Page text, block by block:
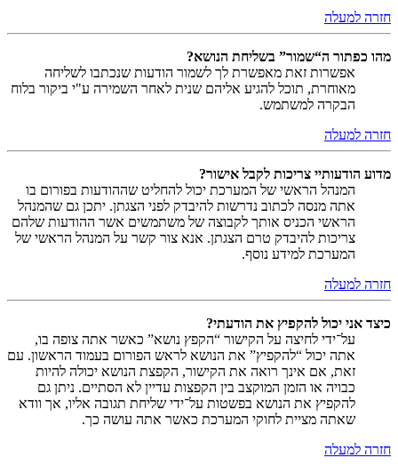
חזרה למעלה
מהו כפתור ה“שמור” בשליחת הנושא?
אפשרות זאת מאפשרת לך לשמור הודעות שנכתבו לשליחה
מאוחרת, תוכל להגיע אליהם שנית לאחר השמירה ע"י ביקור בלוח
הבקרה למשתמש.
חזרה למעלה
מדוע הודעותיי צריכות לקבל אישור?
המנהל הראשי של המערכת יכול להחליט שההודעות בפורום בו
אתה מנסה לכתוב נדרשות להיבדק לפני הצגתן. יתכן גם שהמנהל
הראשי הכניס אותך לקבוצה של משתמשים אשר ההודעות שלהם
צריכות להיבדק טרם הצגתן. אנא צור קשר על המנהל הראשי של
המערכת למידע נוסף.
חזרה למעלה
כיצד אני יכול להקפיץ את הודעתי?
על־ידי לחיצה על הקישור “הקפץ נושא” כאשר אתה צופה בו,
אתה יכול “להקפיץ” את הנושא לראש הפורום בעמוד הראשון. עם
זאת, אם אינך רואה את הקישור, הקפצת הנושא יכולה להיות
כבויה או הזמן המוקצב בין הקפצות עדיין לא הסתיים. ניתן גם
להקפיץ את הנושא בפשטות על־ידי שליחת תגובה אליו, אך וודא
שאתה מציית לחוקי המערכת כאשר אתה עושה כך.
חזרה למעלה